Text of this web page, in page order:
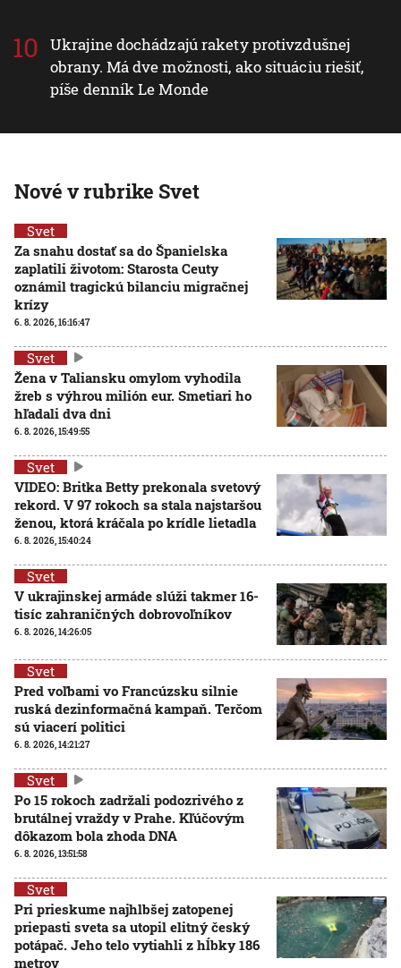
Ukrajine dochádzajú rakety protivzdušnej
obrany. Má dve možnosti, ako situáciu riešiť,
píše denník Le Monde
Nové v rubrike Svet
Svet
Za snahu dostať sa do Španielska
zaplatili životom: Starosta Ceuty
oznámil tragickú bilanciu migračnej
krízy
6. 8. 2026, 16:16:47
Svet
Žena v Taliansku omylom vyhodila
žreb s výhrou milión eur. Smetiari ho
hľadali dva dni
6. 8. 2026, 15:49:55
Svet
VIDEO: Britka Betty prekonala svetový
rekord. V 97 rokoch sa stala najstaršou
ženou, ktorá kráčala po krídle lietadla
6. 8. 2026, 15:40:24
Svet
V ukrajinskej armáde slúži takmer 16-
tisíc zahraničných dobrovoľníkov
6. 8. 2026, 14:26:05
Svet
Pred voľbami vo Francúzsku silnie
ruská dezinformačná kampaň. Terčom
sú viacerí politici
6. 8. 2026, 14:21:27
Svet
Po 15 rokoch zadržali podozrivého z
brutálnej vraždy v Prahe. Kľúčovým
dôkazom bola zhoda DNA
6. 8. 2026, 13:51:58
Svet
Pri prieskume najhlbšej zatopenej
priepasti sveta sa utopil elitný český
potápač. Jeho telo vytiahli z hĺbky 186
metrov